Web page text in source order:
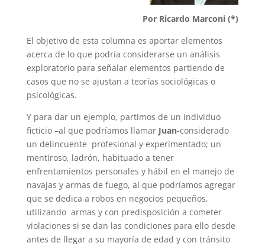
p
p
a
m
r
e
s
t
o
k
Por Ricardo Marconi (*)
El objetivo de esta columna es aportar elementos
acerca de lo que podría considerarse un análisis
exploratorio para señalar elementos partiendo de
casos que no se ajustan a teorías sociológicas o
psicológicas.
Y para dar un ejemplo, partimos de un individuo
ficticio –al que podríamos llamar Juan-considerado
un delincuente profesional y experimentado; un
mentiroso, ladrón, habituado a tener
enfrentamientos personales y hábil en el manejo de
navajas y armas de fuego, al que podríamos agregar
que se dedica a robos en negocios pequeños,
utilizando armas y con predisposición a cometer
violaciones si se dan las condiciones para ello desde
antes de llegar a su mayoría de edad y con tránsito